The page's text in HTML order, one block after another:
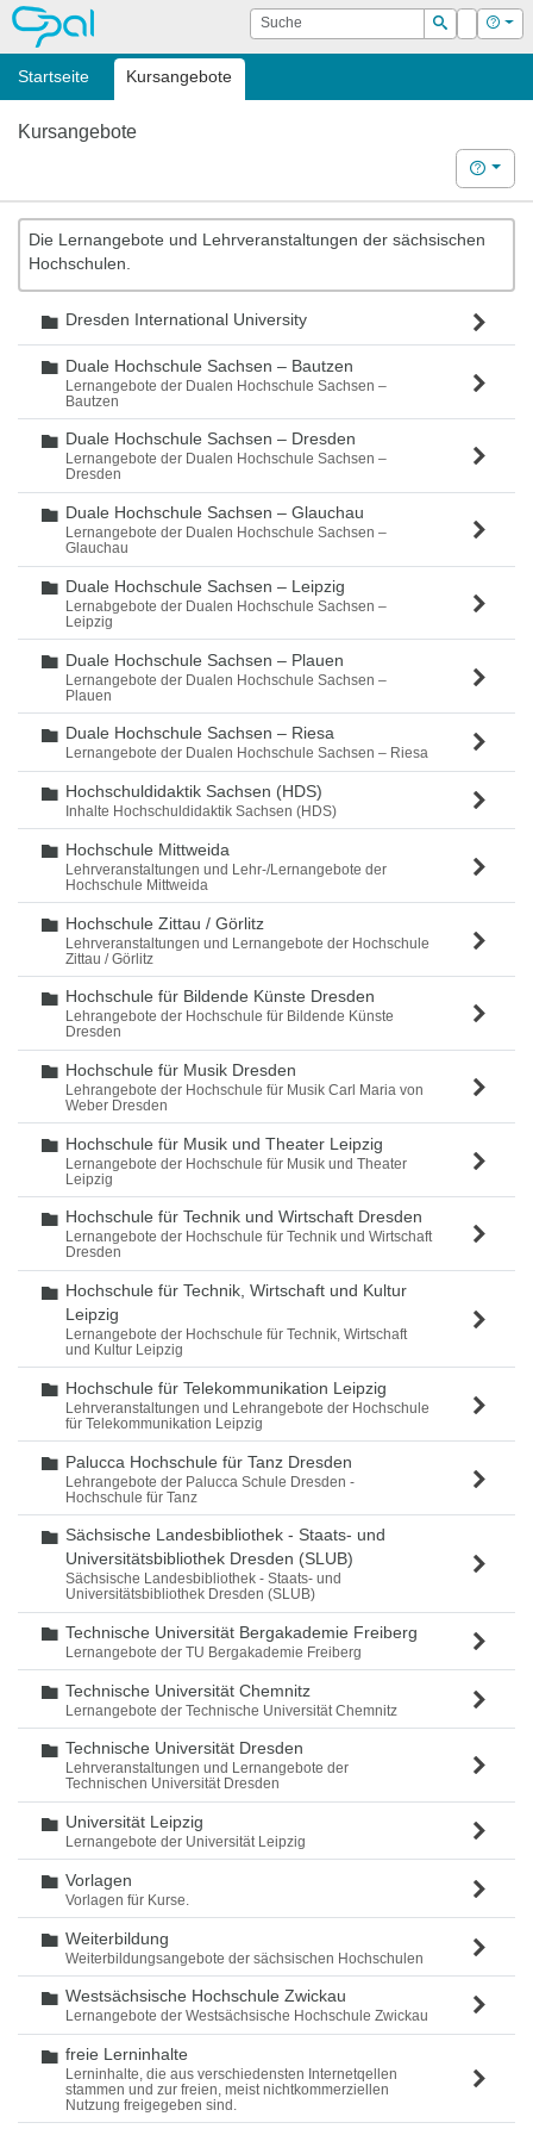
OPAL Suche
Suchen
Login Hilfe
Startseite Kursangebote
Kursangebote
Hilfe
Die Lernangebote und Lehrveranstaltungen der sächsischen
Hochschulen.
Ordner
Dresden International University
Ordner
Duale Hochschule Sachsen – Bautzen
Lernangebote der Dualen Hochschule Sachsen –
Bautzen
Ordner
Duale Hochschule Sachsen – Dresden
Lernangebote der Dualen Hochschule Sachsen –
Dresden
Ordner
Duale Hochschule Sachsen – Glauchau
Lernangebote der Dualen Hochschule Sachsen –
Glauchau
Ordner
Duale Hochschule Sachsen – Leipzig
Lernabgebote der Dualen Hochschule Sachsen –
Leipzig
Ordner
Duale Hochschule Sachsen – Plauen
Lernangebote der Dualen Hochschule Sachsen –
Plauen
Ordner
Duale Hochschule Sachsen – Riesa
Lernangebote der Dualen Hochschule Sachsen – Riesa
Ordner
Hochschuldidaktik Sachsen (HDS)
Inhalte Hochschuldidaktik Sachsen (HDS)
Ordner
Hochschule Mittweida
Lehrveranstaltungen und Lehr-/Lernangebote der
Hochschule Mittweida
Ordner
Hochschule Zittau / Görlitz
Lehrveranstaltungen und Lernangebote der Hochschule
Zittau / Görlitz
Ordner
Hochschule für Bildende Künste Dresden
Lehrangebote der Hochschule für Bildende Künste
Dresden
Ordner
Hochschule für Musik Dresden
Lehrangebote der Hochschule für Musik Carl Maria von
Weber Dresden
Ordner
Hochschule für Musik und Theater Leipzig
Lernangebote der Hochschule für Musik und Theater
Leipzig
Ordner
Hochschule für Technik und Wirtschaft Dresden
Lernangebote der Hochschule für Technik und Wirtschaft
Dresden
Ordner
Hochschule für Technik, Wirtschaft und Kultur
Leipzig
Lernangebote der Hochschule für Technik, Wirtschaft
und Kultur Leipzig
Ordner
Hochschule für Telekommunikation Leipzig
Lehrveranstaltungen und Lehrangebote der Hochschule
für Telekommunikation Leipzig
Ordner
Palucca Hochschule für Tanz Dresden
Lehrangebote der Palucca Schule Dresden -
Hochschule für Tanz
Ordner
Sächsische Landesbibliothek - Staats- und
Universitätsbibliothek Dresden (SLUB)
Sächsische Landesbibliothek - Staats- und
Universitätsbibliothek Dresden (SLUB)
Ordner
Technische Universität Bergakademie Freiberg
Lernangebote der TU Bergakademie Freiberg
Ordner
Technische Universität Chemnitz
Lernangebote der Technische Universität Chemnitz
Ordner
Technische Universität Dresden
Lehrveranstaltungen und Lernangebote der
Technischen Universität Dresden
Ordner
Universität Leipzig
Lernangebote der Universität Leipzig
Ordner
Vorlagen
Vorlagen für Kurse.
Ordner
Weiterbildung
Weiterbildungsangebote der sächsischen Hochschulen
Ordner
Westsächsische Hochschule Zwickau
Lernangebote der Westsächsische Hochschule Zwickau
Ordner
freie Lerninhalte
Lerninhalte, die aus verschiedensten Internetqellen
stammen und zur freien, meist nichtkommerziellen
Nutzung freigegeben sind.